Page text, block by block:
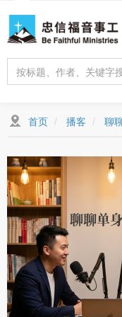
到
主
首页 播客 聊